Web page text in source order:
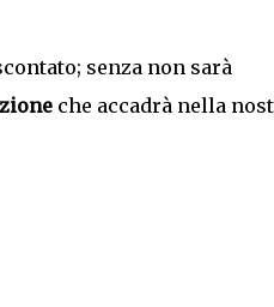
senza non sarà
che accadrà nella